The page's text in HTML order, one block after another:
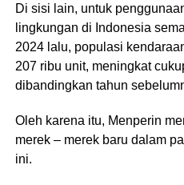
Di sisi lain, untuk
lingkungan di Indonesia
2024 lalu, populasi
207 ribu unit, meningkat
dibandingkan tahun
Oleh karena itu, Menperin
merek – merek baru dalam
ini.